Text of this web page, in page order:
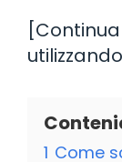
1 Come